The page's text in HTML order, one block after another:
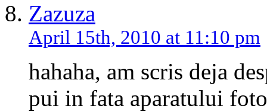
Zazuza
April 15th, 2010 at 11:10 pm
hahaha, am scris deja
pui in fata aparatului